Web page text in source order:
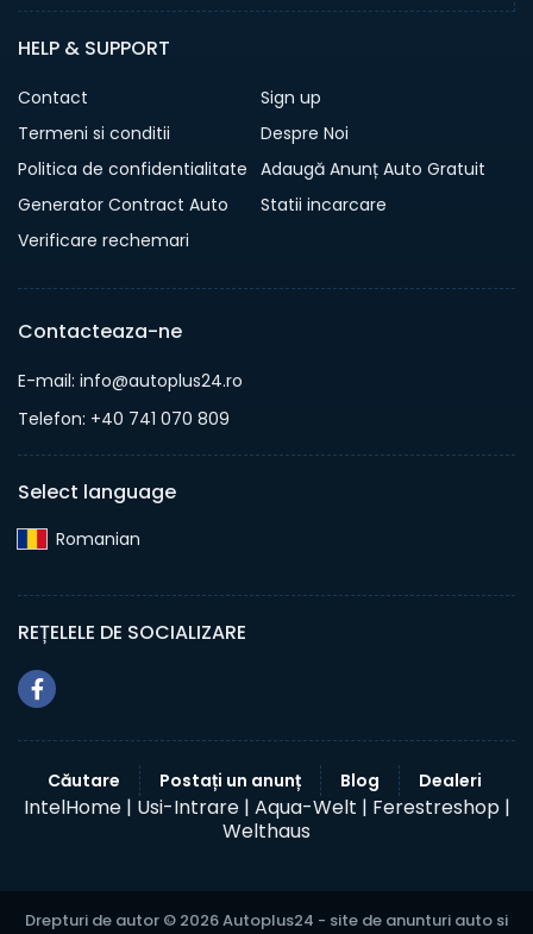
HELP & SUPPORT
Contact
Sign up
Termeni si conditii
Despre Noi
Politica de confidentialitate Adaugă Anunț Auto Gratuit
Generator Contract Auto
Statii incarcare
Verificare rechemari
Contacteaza-ne
E-mail: info@autoplus24.ro
Telefon: +40 741 070 809
Select language
Romanian‎
REȚELELE DE SOCIALIZARE
Căutare Postați un anunț Blog Dealeri
IntelHome | Usi-Intrare | Aqua-Welt | Ferestreshop |
Welthaus
Drepturi de autor © 2026 Autoplus24 - site de anunturi auto si